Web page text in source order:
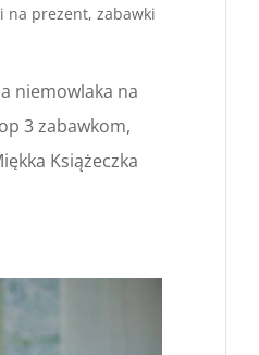
na prezent,zabawki
niemowlaka na
3 zabawkom,
Książeczka